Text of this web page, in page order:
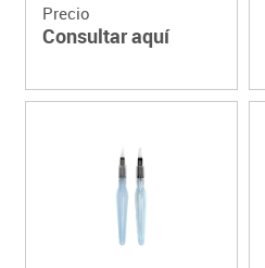
Precio
Consultar aquí